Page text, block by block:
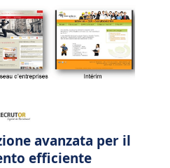
avanzata per il
efficiente